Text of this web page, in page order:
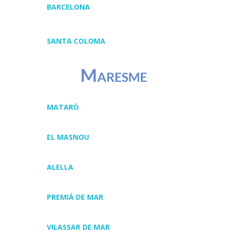
BARCELONA
SANTA COLOMA
Maresme
MATARÓ
EL MASNOU
ALELLA
PREMIÁ DE MAR
VILASSAR DE MAR